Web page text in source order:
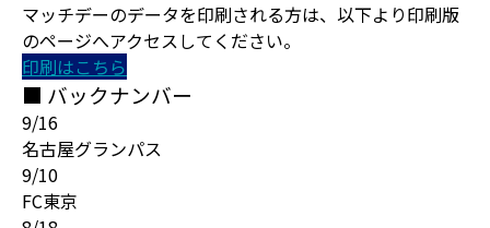
マッチデーのデータを印刷される方は、以下より印刷版
のページへアクセスしてください。
印刷はこちら
■ バックナンバー
9/16
名古屋グランパス
9/10
FC東京